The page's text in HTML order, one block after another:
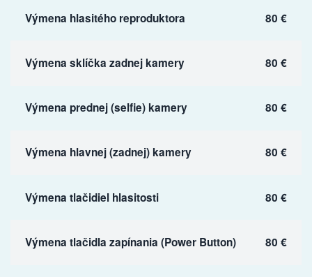
Výmena hlasitého reproduktora 80 €
Výmena sklíčka zadnej kamery 80 €
Výmena prednej (selfie) kamery 80 €
Výmena hlavnej (zadnej) kamery 80 €
Výmena tlačidiel hlasitosti 80 €
Výmena tlačidla zapínania (Power Button) 80 €